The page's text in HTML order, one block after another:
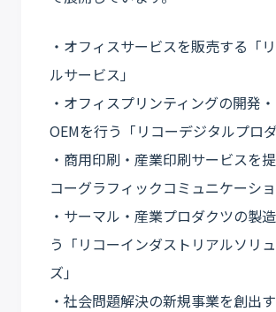
・オフィスサービスを販売する「
ルサービス」
・オフィスプリンティングの開発
OEMを行う「リコーデジタルプロダ
・商用印刷・産業印刷サービスを
コーグラフィックコミュニケーショ
・サーマル・産業プロダクツの製
う「リコーインダストリアルソリ
ズ」
・社会問題解決の新規事業を創出